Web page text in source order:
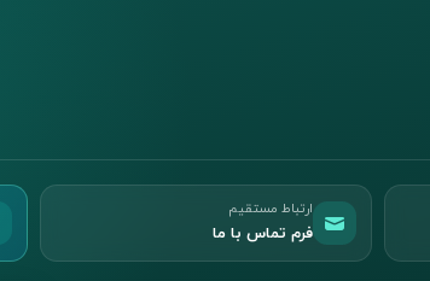
ارتباط مستقیم
فرم تماس با ما